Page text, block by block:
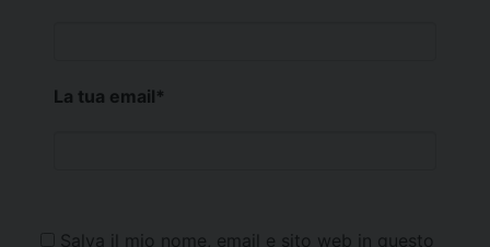
La tua email*
Salva il mio nome, email e sito web in questo